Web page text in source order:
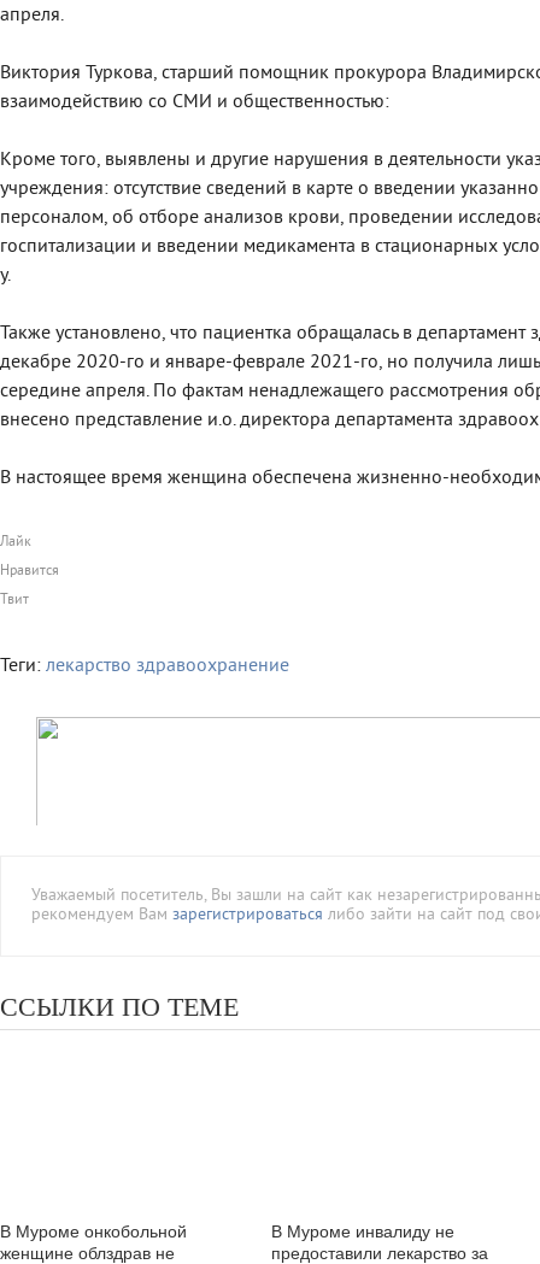
апреля.
Виктория Туркова, старший помощник прокурора
взаимодействию со СМИ и общественностью:
Кроме того, выявлены и другие нарушения в деятельности
учреждения: отсутствие сведений в карте о введении
персоналом, об отборе анализов крови, проведении
госпитализации и введении медикамента в стационарных
у.
Также установлено, что пациентка обращалась в департамент
декабре 2020-го и январе-феврале 2021-го, но получила
середине апреля. По фактам ненадлежащего рассмотрения
внесено представление и.о. директора департамента
В настоящее время женщина обеспечена жизненно-
Лайк
Нравится
Твит
Теги: лекарство здравоохранение
Уважаемый посетитель, Вы зашли на сайт как
рекомендуем Вам зарегистрироваться либо зайти на сайт под
ССЫЛКИ ПО ТЕМЕ
В Муроме онкобольной
женщине облздрав не
В Муроме инвалиду не
предоставили лекарство за